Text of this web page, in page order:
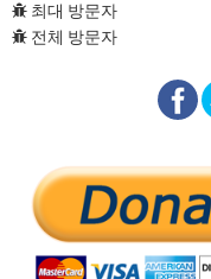
최대 방문자
전체 방문자